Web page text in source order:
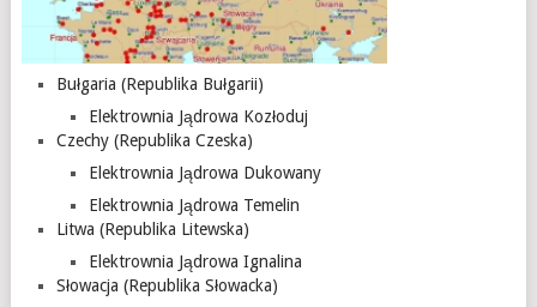
Bułgaria (Republika Bułgarii)
Elektrownia Jądrowa Kozłoduj
Czechy (Republika Czeska)
Elektrownia Jądrowa Dukowany
Elektrownia Jądrowa Temelin
Litwa (Republika Litewska)
Elektrownia Jądrowa Ignalina
Słowacja (Republika Słowacka)